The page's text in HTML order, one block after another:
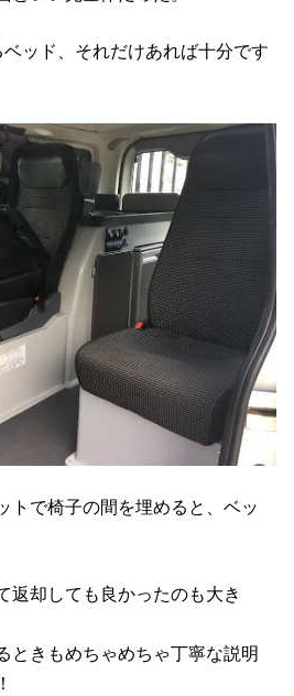
ッド、それだけあれば十分です
トで椅子の間を埋めると、ベッ
返却しても良かったのも大き
ときもめちゃめちゃ丁寧な説明